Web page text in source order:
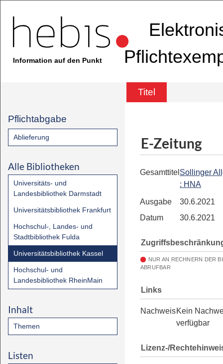
Information auf den Punkt
Titel
Pflichtabgabe
Ablieferung
Alle Bibliotheken
Universitäts- und
Landesbibliothek Darmstadt
Universitätsbibliothek Frankfurt
Hochschul-, Landes- und
Stadtbibliothek Fulda
Universitätsbibliothek Kassel
Hochschul- und
Landesbibliothek RheinMain
Inhalt
Themen
Listen
E-Zeitung
Gesamttitel Sollinger
: HNA
Ausgabe
30.6.2021
Datum
30.6.2021
NUR AN RECHNERN DER
ABRUFBAR
Links
NachweisKein
verfügbar
Lizenz-/